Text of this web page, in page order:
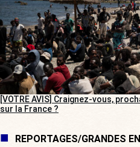
[VOTRE AVIS] Craignez-vous,
sur la France ?
REPORTAGES/GRANDES